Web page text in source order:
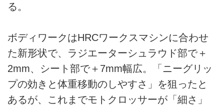
る。
ボディワークはHRCワークスマシンに合わせ
た新形状で、ラジエーターシュラウド部で＋
2mm、シート部で＋7mm幅広。「ニーグリッ
プの効きと体重移動のしやすさ」を狙ったと
あるが、これまでモトクロッサーが「細さ」